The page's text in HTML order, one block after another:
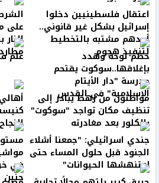
اعتقال فلسطينيين دخلوا
إسرائيل بشكل غير قانوني..
أحدهم مشتبه بالتخطيط
لتنفيذ هجوم
على
النار
حطّم لوحة وهدد
بإغلاقها..سوكوت يقتحم
مدرسة "دار الأيتام
الإسلامية" في القدس
علم
مواطنون من رهط يبادر إلى
تنظيف مكان تواجد "سوكوت"
بالكلور بعد مغادرته
جندي اسرائيلي: "جمعنا أشلاء
الجنود قبل حلول المساء حتى
لا تنهشها الحيوانات" في
جنين